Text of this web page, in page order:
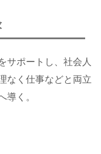
サポートし、社会人
なく仕事などと両立
導く。